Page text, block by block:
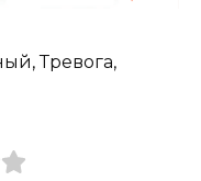
Тревога,